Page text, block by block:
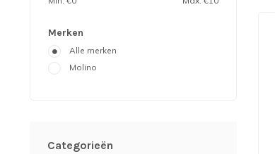
Merken
Alle merken
Molino
Categorieën